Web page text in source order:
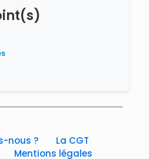
nous ?
La CGT
Mentions légales